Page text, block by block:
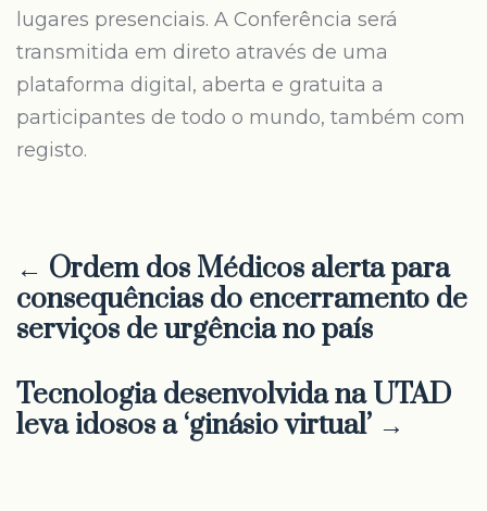
lugares presenciais. A Conferência será
transmitida em direto através de uma
plataforma digital, aberta e gratuita a
participantes de todo o mundo, também com
registo.
← Ordem dos Médicos alerta para
consequências do encerramento de
serviços de urgência no país
Tecnologia desenvolvida na UTAD
leva idosos a ‘ginásio virtual’ →